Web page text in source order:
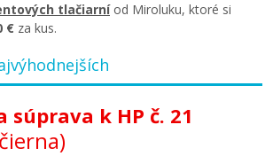
tlačiarníod Miroluku, ktoré si
€ za kus.
súprava k HP č. 21